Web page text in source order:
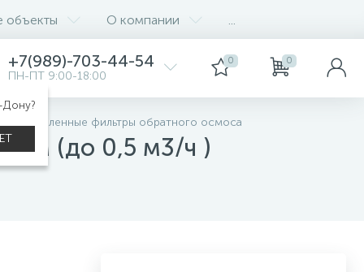
объекты О компании
Дону?
+7(989)-703-44-54
ПН-ПТ 9:00-18:00
0 0
Промышленные фильтры обратного осмоса
(до 0,5 м3/ч )